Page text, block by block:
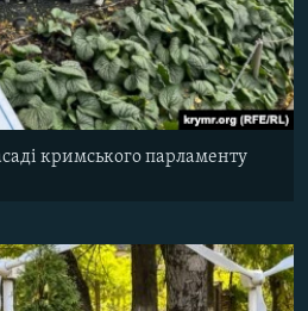
кримського парламенту